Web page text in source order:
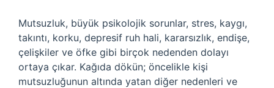
Mutsuzluk, büyük psikolojik sorunlar, stres, kaygı,
takıntı, korku, depresif ruh hali, kararsızlık, endişe,
çelişkiler ve öfke gibi birçok nedenden dolayı
ortaya çıkar. Kağıda dökün; öncelikle kişi
mutsuzluğunun altında yatan diğer nedenleri ve